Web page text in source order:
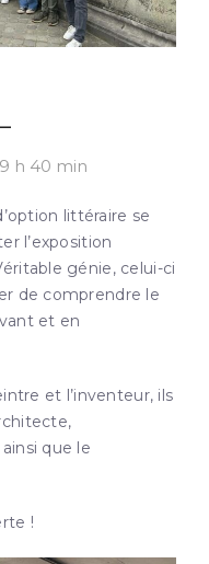
h 40 min
littéraire se
l’exposition
génie, celui-ci
de comprendre le
et en
et l’inventeur, ils
que le
!